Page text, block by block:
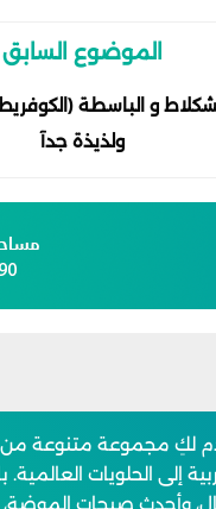
الموضوع السابق
و الباسطة
ولذيذة جدآ
لكِ مجموعة متنوعة
إلى الحلويات العالمية.
وأحدث صيحات الموضة،